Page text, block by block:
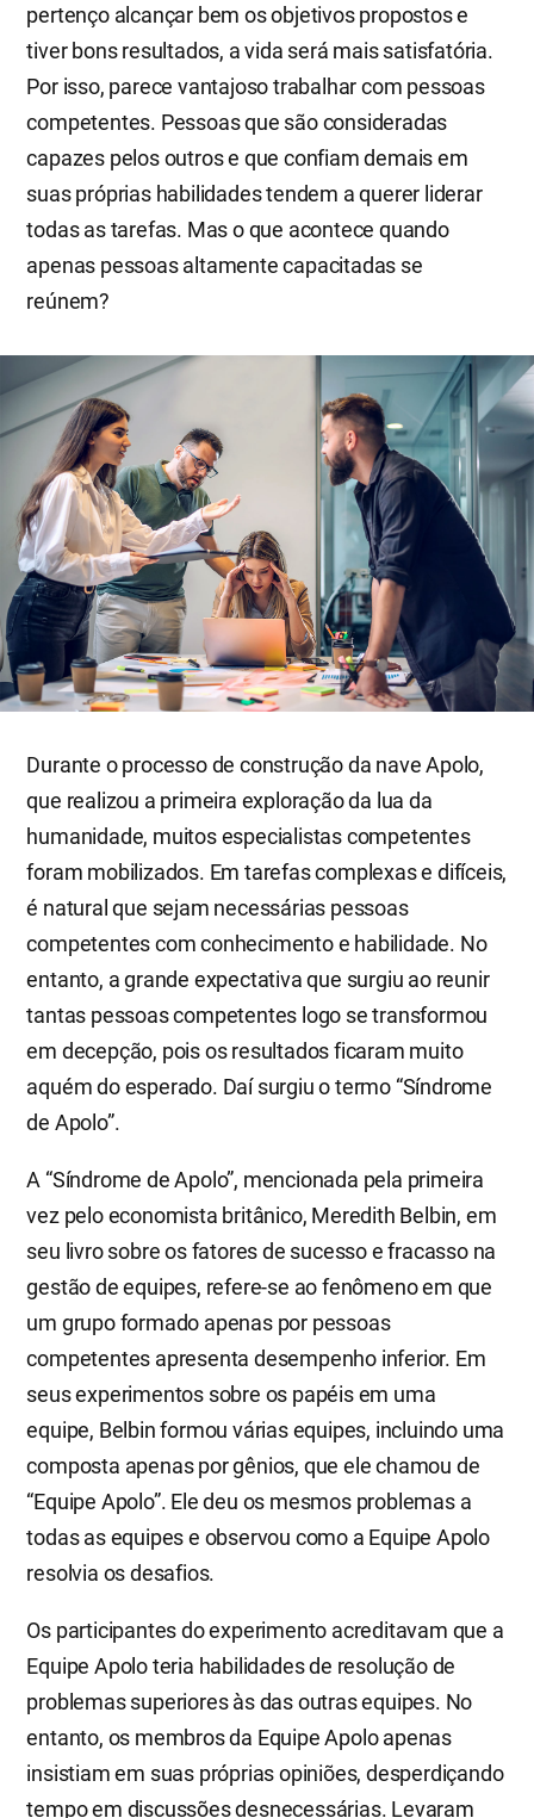
pertenço alcançar bem os objetivos propostos e
tiver bons resultados, a vida será mais satisfatória.
Por isso, parece vantajoso trabalhar com pessoas
competentes. Pessoas que são consideradas
capazes pelos outros e que confiam demais em
suas próprias habilidades tendem a querer liderar
todas as tarefas. Mas o que acontece quando
apenas pessoas altamente capacitadas se
reúnem?
Durante o processo de construção da nave Apolo,
que realizou a primeira exploração da lua da
humanidade, muitos especialistas competentes
foram mobilizados. Em tarefas complexas e difíceis,
é natural que sejam necessárias pessoas
competentes com conhecimento e habilidade. No
entanto, a grande expectativa que surgiu ao reunir
tantas pessoas competentes logo se transformou
em decepção, pois os resultados ficaram muito
aquém do esperado. Daí surgiu o termo “Síndrome
de Apolo”.
A “Síndrome de Apolo”, mencionada pela primeira
vez pelo economista britânico, Meredith Belbin, em
seu livro sobre os fatores de sucesso e fracasso na
gestão de equipes, refere-se ao fenômeno em que
um grupo formado apenas por pessoas
competentes apresenta desempenho inferior. Em
seus experimentos sobre os papéis em uma
equipe, Belbin formou várias equipes, incluindo uma
composta apenas por gênios, que ele chamou de
“Equipe Apolo”. Ele deu os mesmos problemas a
todas as equipes e observou como a Equipe Apolo
resolvia os desafios.
Os participantes do experimento acreditavam que a
Equipe Apolo teria habilidades de resolução de
problemas superiores às das outras equipes. No
entanto, os membros da Equipe Apolo apenas
insistiam em suas próprias opiniões, desperdiçando
tempo em discussões desnecessárias. Levaram